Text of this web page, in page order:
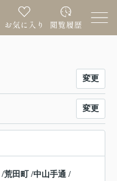
変更
変更
/荒田町/中山手通 /